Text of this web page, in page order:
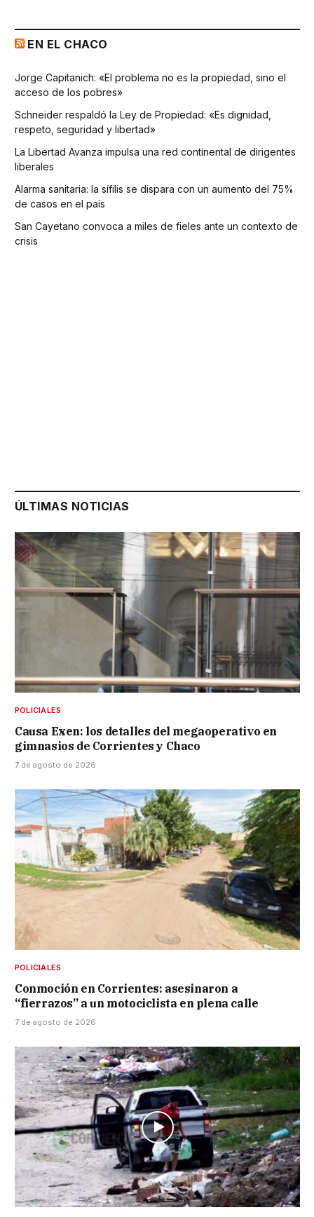
EN EL CHACO
Jorge Capitanich: «El problema no es la propiedad, sino el
acceso de los pobres»
Schneider respaldó la Ley de Propiedad: «Es dignidad,
respeto, seguridad y libertad»
La Libertad Avanza impulsa una red continental de dirigentes
liberales
Alarma sanitaria: la sífilis se dispara con un aumento del 75%
de casos en el país
San Cayetano convoca a miles de fieles ante un contexto de
crisis
ÚLTIMAS NOTICIAS
POLICIALES
Causa Exen: los detalles del megaoperativo en
gimnasios de Corrientes y Chaco
7 de agosto de 2026
POLICIALES
Conmoción en Corrientes: asesinaron a
“fierrazos” a un motociclista en plena calle
7 de agosto de 2026